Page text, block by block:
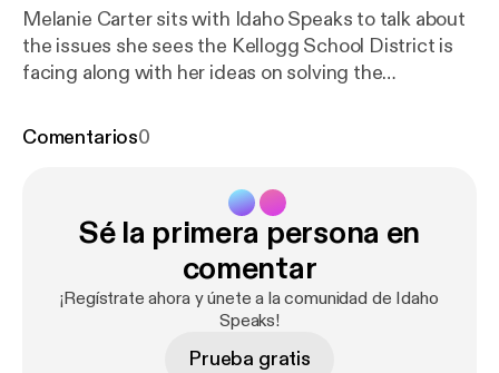
Melanie Carter sits with Idaho Speaks to talk about
the issues she sees the Kellogg School District is
facing along with her ideas on solving the
Comentarios0
Sé la primera persona en
comentar
¡Regístrate ahora y únete a la comunidad de Idaho
Speaks!
Prueba gratis